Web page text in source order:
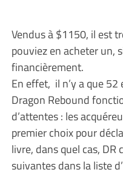
Vendus à $1150, il est
pouviez en acheter un,
financièrement.
En effet, il n’y a que 52
Dragon Rebound
d’attentes : les
premier choix pour
livre, dans quel cas,
suivantes dans la liste